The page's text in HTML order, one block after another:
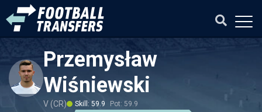
Przemysław
Wiśniewski
V (CR) Skill: 59.9 Pot: 59.9